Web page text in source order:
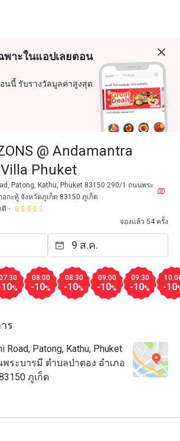
พาะในแอปเลยตอน
นนี้ รับรางวัลมูลค่าสูงสุด
@ Andamantra
Phuket
Patong, Kathu, Phuket 83150 290/1 ถนนพระ
กะทู้ จังหวัดภูเก็ต 83150 ภูเก็ต
ติ
จองแล้ว 54 ครั้ง
%
08:00
-10%
08:30
-10%
09:00
-10%
09:30
-10% -10
ร
Road, Patong, Kathu, Phuket
ระบารมี ตำบลป่าตอง อำเภอ
ภูเก็ต